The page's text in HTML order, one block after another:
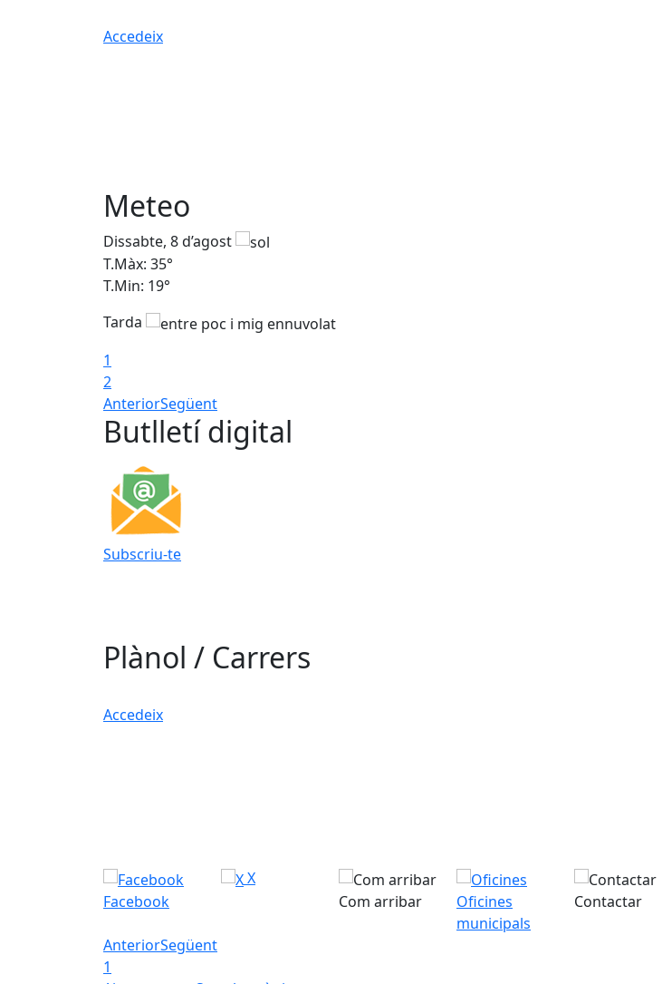
Accedeix
Meteo
Dissabte, 8 d’agost
T.Màx: 35°
T.Min: 19°
Tarda
1
2
AnteriorSegüent
Butlletí digital
Subscriu-te
Plànol / Carrers
Accedeix
Facebook
X
Com arribar
Oficines
municipals
Contactar
AnteriorSegüent
1